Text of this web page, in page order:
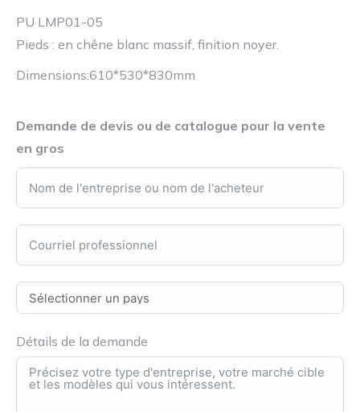
PU LMP01-05
Pieds : en chêne blanc massif, finition noyer.
Dimensions:610*530*830mm
Demande de devis ou de catalogue pour la vente
en gros
Détails de la demande